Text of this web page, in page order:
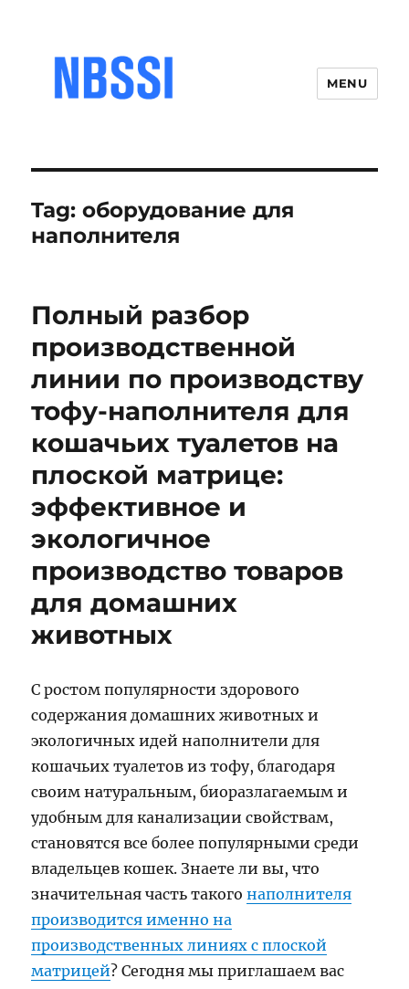
MENU
Tag:оборудование для
наполнителя
Полный разбор
производственной
линии по производству
тофу-наполнителя для
кошачьих туалетов на
плоской матрице:
эффективное и
экологичное
производство товаров
для домашних
животных
С ростом популярности здорового
содержания домашних животных и
экологичных идей наполнители для
кошачьих туалетов из тофу, благодаря
своим натуральным, биоразлагаемым и
удобным для канализации свойствам,
становятся все более популярными среди
владельцев кошек. Знаете ли вы, что
значительная часть такогонаполнителя
производится именно на
производственных линиях с плоской
матрицей? Сегодня мы приглашаем вас